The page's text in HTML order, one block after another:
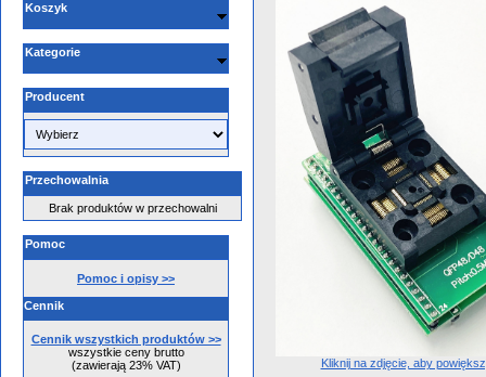
Koszyk
Kategorie
Producent
Przechowalnia
Brak produktów w przechowalni
Pomoc
Pomoc i opisy >>
Cennik
Cennik wszystkich produktów >>
wszystkie ceny brutto
(zawierają 23% VAT)
Kliknij na zdjęcie, aby